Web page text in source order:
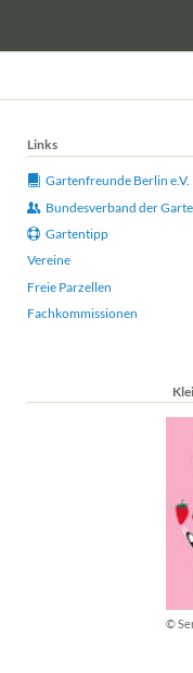
Links
Gartenfreunde Berlin e.V.
Bundesverband der
Gartentipp
Vereine
Freie Parzellen
Fachkommissionen
©